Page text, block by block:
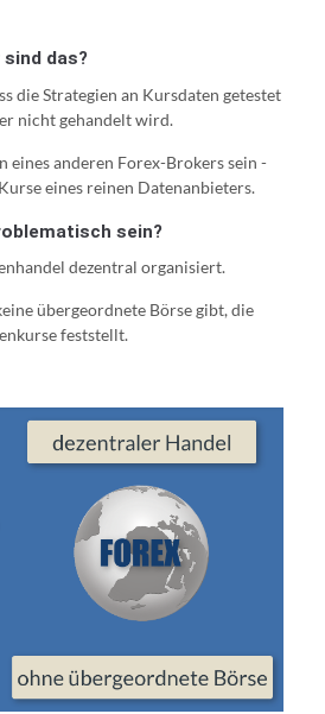
das?
die Strategien an Kursdaten getestet
nicht gehandelt wird.
eines anderen Forex-Brokers sein -
eines reinen Datenanbieters.
sein?
dezentral organisiert.
übergeordnete Börse gibt, die
feststellt.